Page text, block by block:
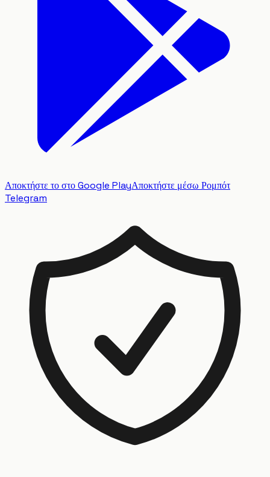
Αποκτήστε το στο Google PlayΑποκτήστε μέσω Ρομπότ
Telegram